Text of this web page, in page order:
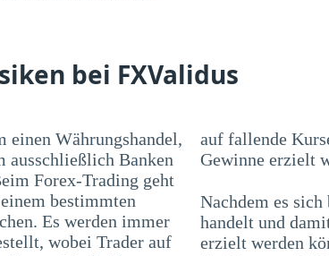
bei FXValidus
einen Währungshandel,
ausschließlich Banken
Forex-Trading geht
bestimmten
Es werden immer
wobei Trader auf
Mit beiden Varianten können
Gewinne erzielt
Nachdem es
handelt und
erzielt werden